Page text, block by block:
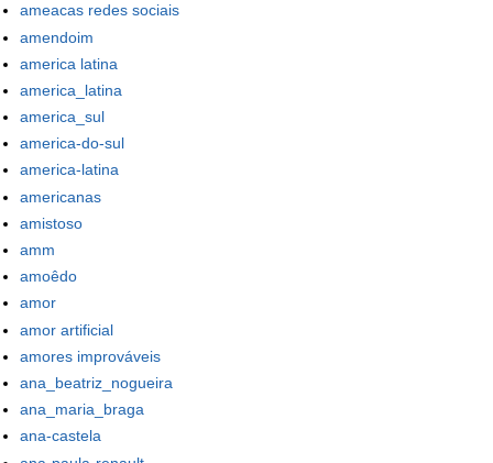
ameacas redes sociais
amendoim
america latina
america_latina
america_sul
america-do-sul
america-latina
americanas
amistoso
amm
amoêdo
amor
amor artificial
amores improváveis
ana_beatriz_nogueira
ana_maria_braga
ana-castela